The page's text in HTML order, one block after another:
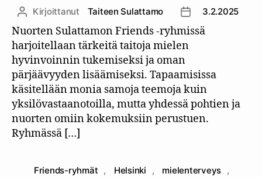
Kirjoittaja
Kirjoittanut Taiteen Sulattamo 3.2.2025
Nuorten Sulattamon Friends -ryhmissä
harjoitellaan tärkeitä taitoja mielen
hyvinvoinnin tukemiseksi ja oman
pärjäävyyden lisäämiseksi. Tapaamisissa
käsitellään monia samoja teemoja kuin
yksilövastaanotoilla, mutta yhdessä pohtien ja
nuorten omiin kokemuksiin perustuen.
Ryhmässä […]
Friends-ryhmät , Helsinki , mielenterveys ,